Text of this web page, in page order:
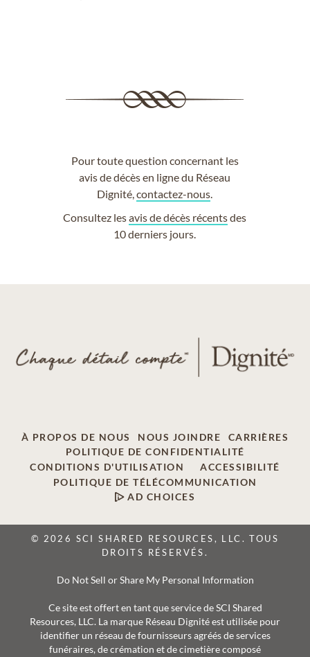
Pour toute question concernant les
avis de décès en ligne du Réseau
Dignité,contactez-nous
Consultez lesavis de décès récentsdes
10 derniers jours.
À PROPOS DE NOUS NOUS JOINDRE
CARRIÈRES
POLITIQUE DE CONFIDENTIALITÉ
CONDITIONS D'UTILISATION
ACCESSIBILITÉ
POLITIQUE DE TÉLÉCOMMUNICATION
AD CHOICES
© 2026 SCI SHARED RESOURCES, LLC. TOUS
DROITS RÉSERVÉS.
Do Not Sell or Share My Personal Information
Ce site est offert en tant que service de SCI Shared
Resources, LLC. La marque Réseau Dignité est utilisée pour
identifier un réseau de fournisseurs agréés de services
funéraires, de crémation et de cimetière composé